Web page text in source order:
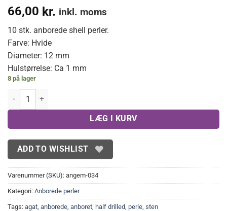
66,00 kr. inkl. moms
10 stk. anborede shell perler.
Farve: Hvide
Diameter: 12 mm
Hulstørrelse: Ca 1 mm
8 på lager
10 stk. Anborede, Hvide shell perler 12mm antal
LÆG I KURV
ADD TO WISHLIST
Varenummer (SKU): angem-034
Kategori: Anborede perler
Tags: agat anborede anboret half drilled perle sten